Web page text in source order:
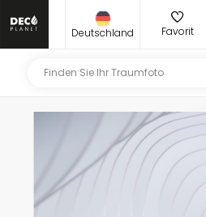
Deutschland Favorit